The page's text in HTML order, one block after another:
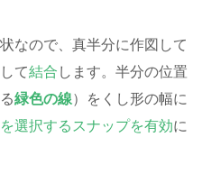
なので、真半分に作図して
て結合 します。半分の位置
緑色の線）をくし形の幅に
選択するスナップを有効に